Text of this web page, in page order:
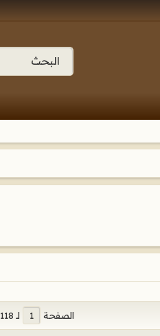
الصفحة لـ 118